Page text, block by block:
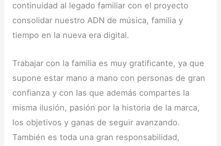
continuidad al legado familiar con el proyecto
consolidar nuestro ADN de música, familia y
tiempo en la nueva era digital.
Trabajar con la familia es muy gratificante, ya que
supone estar mano a mano con personas de gran
confianza y con las que además compartes la
misma ilusión, pasión por la historia de la marca,
los objetivos y ganas de seguir avanzando.
También es toda una gran responsabilidad,